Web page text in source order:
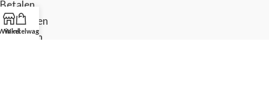
Betalen
Producten
Retouren
Winkelwagen